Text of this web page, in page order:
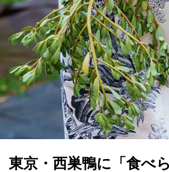
東京・西巣鴨に「食べ